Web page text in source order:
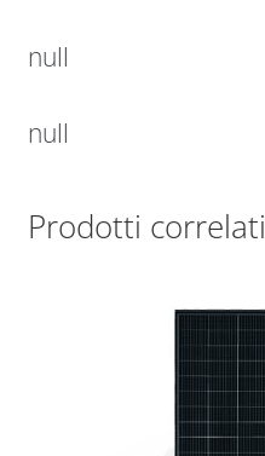
null
null
Prodotti correlati